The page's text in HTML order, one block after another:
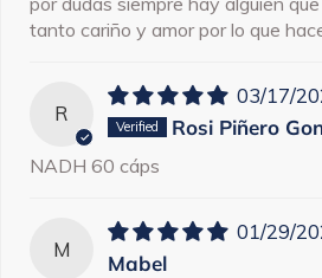
tanto cariño y amor por lo que
R
03/17/
Rosi Piñero
NADH 60 cáps
M
01/29/
Mabel